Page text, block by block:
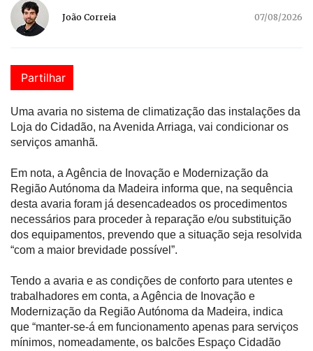
João Correia 07/08/2026
Partilhar
Uma avaria no sistema de climatização das instalações da
Loja do Cidadão, na Avenida Arriaga, vai condicionar os
serviços amanhã.
Em nota, a Agência de Inovação e Modernização da
Região Autónoma da Madeira informa que, na sequência
desta avaria foram já desencadeados os procedimentos
necessários para proceder à reparação e/ou substituição
dos equipamentos, prevendo que a situação seja resolvida
“com a maior brevidade possível”.
Tendo a avaria e as condições de conforto para utentes e
trabalhadores em conta, a Agência de Inovação e
Modernização da Região Autónoma da Madeira, indica
que “manter-se-á em funcionamento apenas para serviços
mínimos, nomeadamente, os balcões Espaço Cidadão